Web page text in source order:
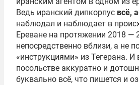
Ведь иранский дипкорпус всё,
наблюдал и наблюдает в
Ереване на протяжении 2018 —
непосредственно вблизи, а не
«инструкциями» из Тегерана. И
посольстве аккуратно и
буквально всё, что пишется и